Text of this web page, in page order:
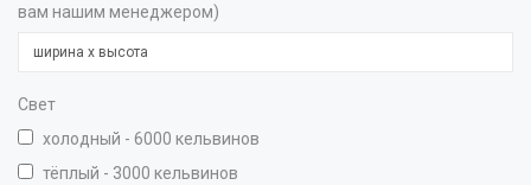
вам нашим менеджером)
Свет
холодный - 6000 кельвинов
тёплый - 3000 кельвинов